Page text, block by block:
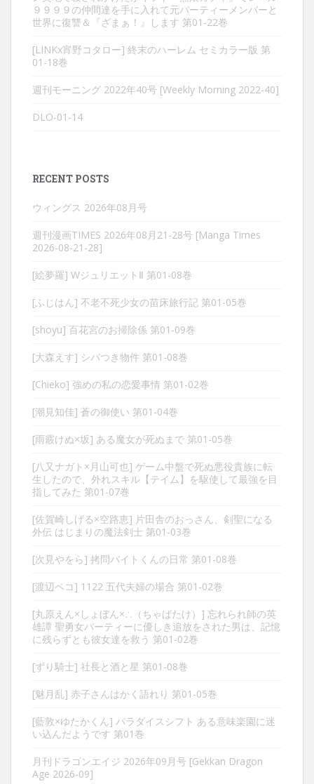
９９９９の仲間達を手に入れて元パーティーメンバーと
世界に復讐＆『ざまぁ！』します 第01-22巻
[LINKx宵野コタロー] 終末のハーレム セミカラー版 第
01-18巻
週刊モーニング 2022年40号 [Weekly Morning 2022-40]
DLO-01-14
RECENT POSTS
ウィングス 2026年08月号
週刊漫画TIMES 2026年08月21-28号 [Manga Times
2026-08-21-28]
[絵夢羅] WジュリエットⅡ 第01-08巻
[ふじはん] 不老不死少女の苗床旅行記 第01-05巻
[shoyu] 百花宮のお掃除係 第01-09巻
[大森えす] シバつき物件 第01-08巻
[Chieko] 強めの私の恋愛事情 第01-02巻
[潮見知佳] 蒼の御使い 第01-04巻
[雨霰けぬ×坂] ある魔女が死ぬまで 第01-05巻
[八又ナガト×月山可也] ゲーム中盤で死ぬ悪役貴族に転
生したので、外れスキル【テイム】を駆使して最強を目
指してみた 第01-07巻
[佐賀崎しげる×空路恵] 片田舎のおっさん、剣聖になる
外伝 はじまりの魔法剣士 第01-03巻
[次見やをら] 拷問バイトくんの日常 第01-08巻
[渡辺ペコ] 1122 五代夫婦の場合 第01-02巻
[丸原えん×しょぼん×∴（ちゃばたけ）] 忘れられ師の英
雄譚 聖勇女パーティーに優しき追放をされた男は、記憶
に残らずとも彼女達を救う 第01-02巻
[ずり騎士] 社長と酒と星 第01-08巻
[魅月乱] 赤子さんはかく語れり 第01-05巻
[藍敦×ゆたかくん] パラダイスシフト ある意味楽園に迷
い込んだようです 第01巻
月刊ドラゴンエイジ 2026年09月号 [Gekkan Dragon
Age 2026-09]